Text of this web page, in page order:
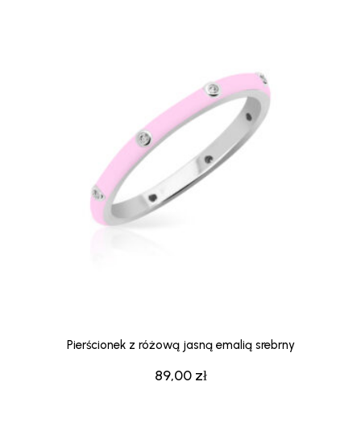
89,00 zł
Pierścionek z różową jasną emalią srebrny